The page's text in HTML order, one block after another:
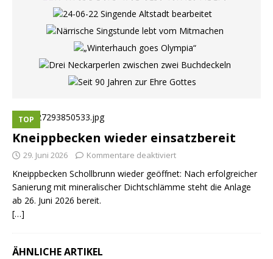
TOP
Kneippbecken wieder einsatzbereit
29. Juni 2026 Kommentare deaktiviert
Kneippbecken Schollbrunn wieder geöffnet: Nach erfolgreicher
Sanierung mit mineralischer Dichtschlämme steht die Anlage
ab 26. Juni 2026 bereit.
[…]
ÄHNLICHE ARTIKEL